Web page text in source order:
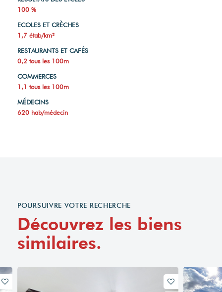
100 %
ECOLES ET CRÈCHES
1,7 étab/km²
RESTAURANTS ET CAFÉS
0,2 tous les 100m
COMMERCES
1,1 tous les 100m
MÉDECINS
620 hab/médecin
POURSUIVRE VOTRE RECHERCHE
Découvrez les biens
similaires.